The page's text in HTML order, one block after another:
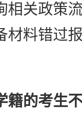
相关政策
材料错过
籍的考生